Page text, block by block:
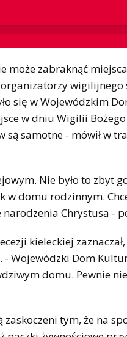
zabraknąć
się w Wojewódzkim
w dniu Wigilii
samotne - mówił w
Nie było to zbyt
domu rodzinnym.
Chrystusa -
kieleckiej
Wojewódzki Dom
domu. Pewnie
tym, że na